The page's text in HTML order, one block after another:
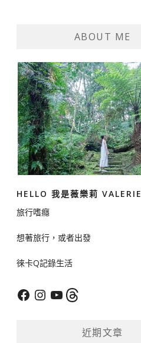
ABOUT ME
HELLO 我是薇樂莉 VALERIE
旅行嗜癮
想著旅行，或者出發
徠卡Q記錄生活
FacebookInstagram
YouTubeThreads
近期文章